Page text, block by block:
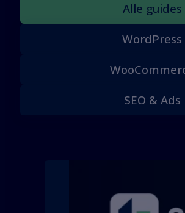
Alle guides
WordPress
SEO & Ads